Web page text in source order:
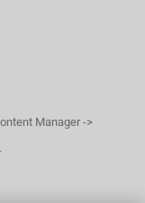
Manager ->